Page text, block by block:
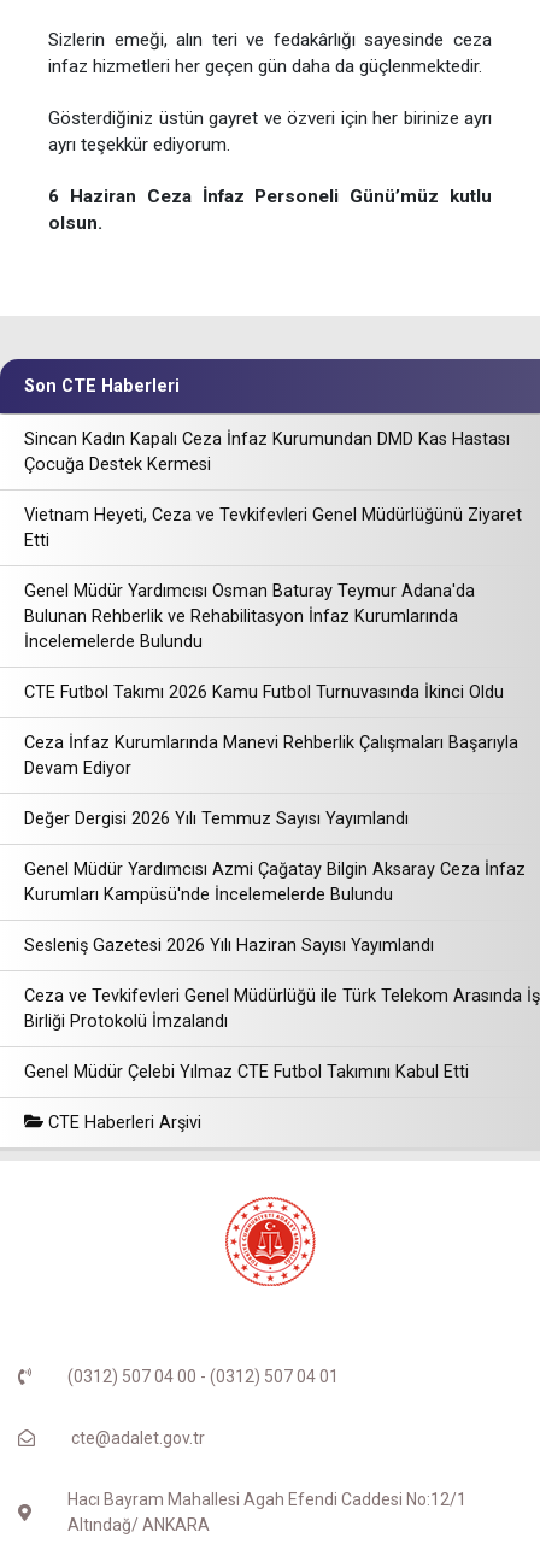
Sizlerin emeği, alın teri ve fedakârlığı sayesinde ceza
infaz hizmetleri her geçen gün daha da güçlenmektedir.
Gösterdiğiniz üstün gayret ve özveri için her birinize ayrı
ayrı teşekkür ediyorum.
6 Haziran Ceza İnfaz Personeli Günü’müz kutlu
olsun.
Son CTE Haberleri
Sincan Kadın Kapalı Ceza İnfaz Kurumundan DMD Kas Hastası
Çocuğa Destek Kermesi
Vietnam Heyeti, Ceza ve Tevkifevleri Genel Müdürlüğünü Ziyaret
Etti
Genel Müdür Yardımcısı Osman Baturay Teymur Adana'da
Bulunan Rehberlik ve Rehabilitasyon İnfaz Kurumlarında
İncelemelerde Bulundu
CTE Futbol Takımı 2026 Kamu Futbol Turnuvasında İkinci Oldu
Ceza İnfaz Kurumlarında Manevi Rehberlik Çalışmaları Başarıyla
Devam Ediyor
Değer Dergisi 2026 Yılı Temmuz Sayısı Yayımlandı
Genel Müdür Yardımcısı Azmi Çağatay Bilgin Aksaray Ceza İnfaz
Kurumları Kampüsü'nde İncelemelerde Bulundu
Sesleniş Gazetesi 2026 Yılı Haziran Sayısı Yayımlandı
Ceza ve Tevkifevleri Genel Müdürlüğü ile Türk Telekom Arasında İş
Birliği Protokolü İmzalandı
Genel Müdür Çelebi Yılmaz CTE Futbol Takımını Kabul Etti
CTE Haberleri Arşivi
(0312) 507 04 00 - (0312) 507 04 01
cte@adalet.gov.tr
Hacı Bayram Mahallesi Agah Efendi Caddesi No:12/1
Altındağ/ ANKARA